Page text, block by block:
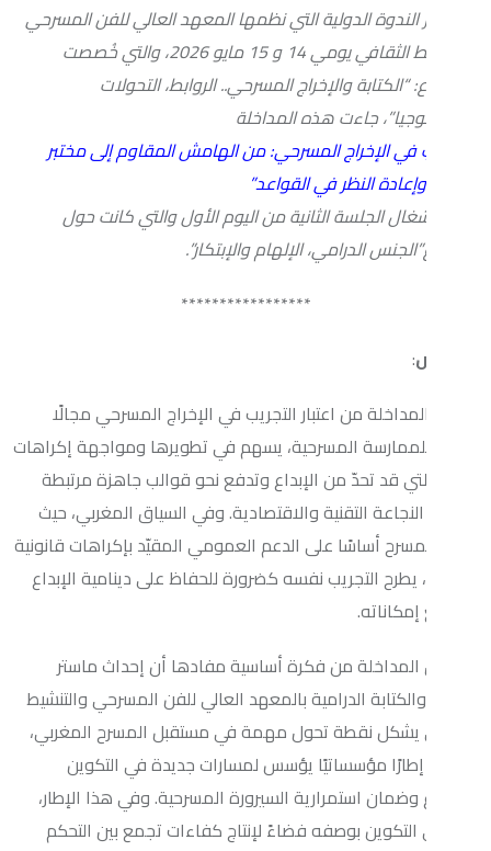
الدولية التي نظمها المعهد العالي للفن المسرحي
والتنشيط الثقافي يومي 14 و 15 مايو 2026، والتي خُصصت
والإخراج المسرحي.. الروابط، التحولات
جاءت هذه المداخلة
المسرحي: من الهامش المقاوم إلى مختبر
النظر في القواعد”
الثانية من اليوم الأول والتي كانت حول
الإلهام والإبتكار”.
*****************
من اعتبار التجريب في الإخراج المسرحي مجالًا
المسرحية، يسهم في تطويرها ومواجهة إكراهات
قد تحدّ من الإبداع وتدفع نحو قوالب جاهزة مرتبطة
التقنية والاقتصادية. وفي السياق المغربي، حيث
أساسًا على الدعم العمومي المقيّد بإكراهات قانونية
التجريب نفسه كضرورة للحفاظ على دينامية الإبداع
من فكرة أساسية مفادها أن إحداث ماستر
الدرامية بالمعهد العالي للفن المسرحي والتنشيط
نقطة تحول مهمة في مستقبل المسرح المغربي،
مؤسساتيًا يؤسس لمسارات جديدة في التكوين
استمرارية السيرورة المسرحية. وفي هذا الإطار،
بوصفه فضاءً لإنتاج كفاءات تجمع بين التحكم